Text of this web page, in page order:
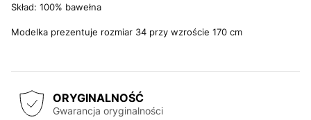
Skład: 100% bawełna
Modelka prezentuje rozmiar 34 przy wzroście 170 cm
ORYGINALNOŚĆ
Gwarancja oryginalności